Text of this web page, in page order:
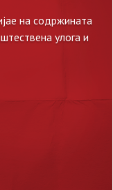
на содржината
улога и